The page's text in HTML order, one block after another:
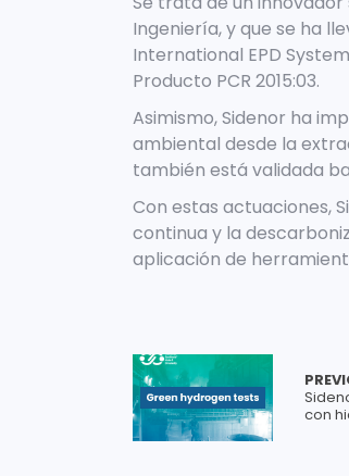
Ingeniería, y que se ha
International EPD
Producto PCR 2015:03.
Asimismo, Sidenor ha
ambiental desde la
también está validada
Con estas actuaciones,
continua y la
aplicación de
con